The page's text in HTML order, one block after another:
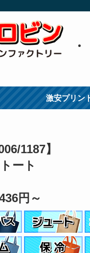
激安プリン
1187】
ート
円～